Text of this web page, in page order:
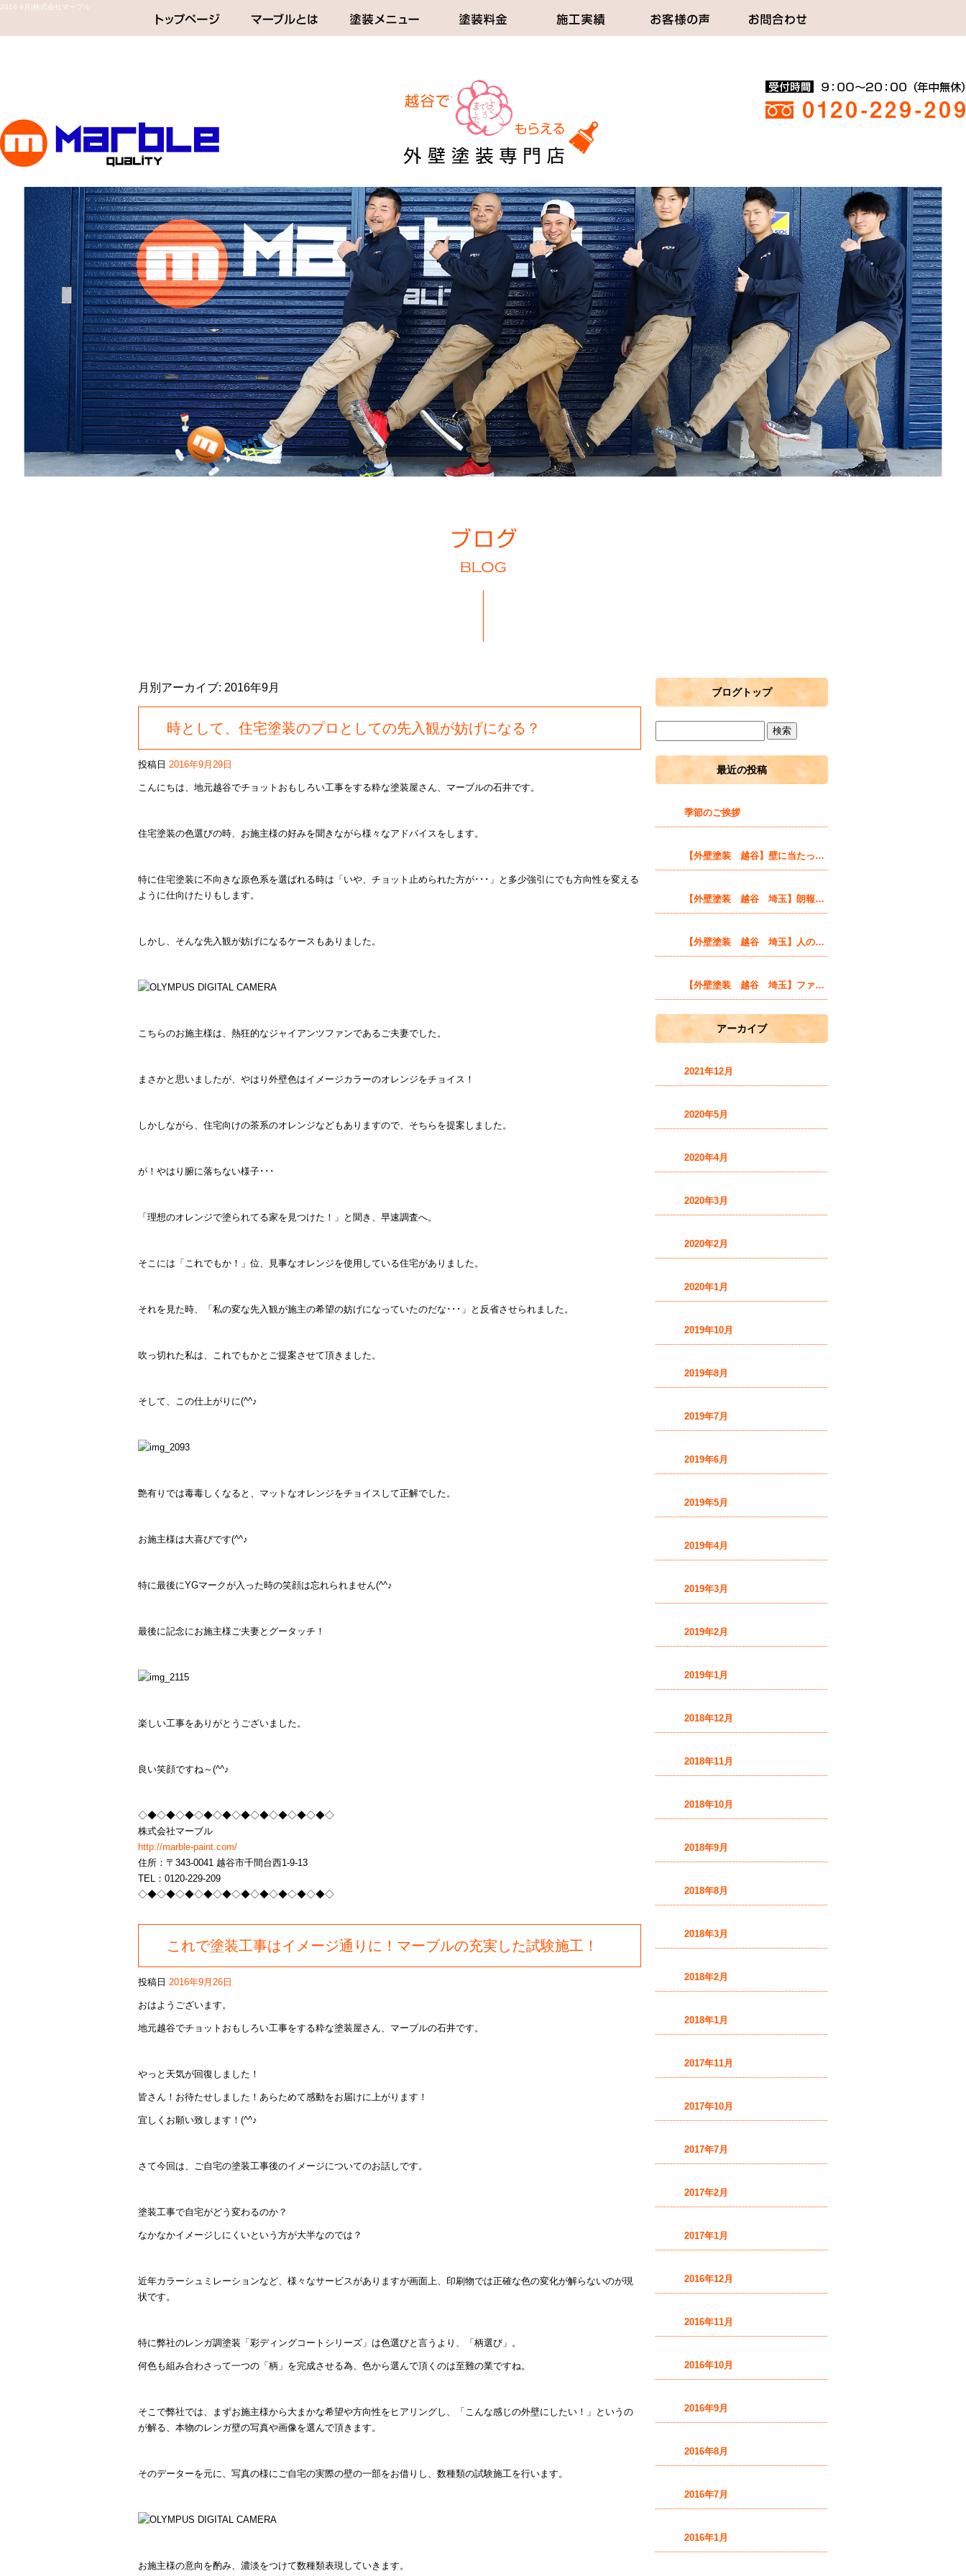
2016 9月|株式会社マーブル
月別アーカイブ: 2016年9月
時として、住宅塗装のプロとしての先入観が妨げになる？
投稿日 2016年9月29日
こんにちは、地元越谷でチョットおもしろい工事をする粋な塗装屋さん、マーブルの石井です。
住宅塗装の色選びの時、お施主様の好みを聞きながら様々なアドバイスをします。
特に住宅塗装に不向きな原色系を選ばれる時は「いや、チョット止められた方が･･･」と多少強引にでも方向性を変える
ように仕向けたりもします。
しかし、そんな先入観が妨げになるケースもありました。
こちらのお施主様は、熱狂的なジャイアンツファンであるご夫妻でした。
まさかと思いましたが、やはり外壁色はイメージカラーのオレンジをチョイス！
しかしながら、住宅向けの茶系のオレンジなどもありますので、そちらを提案しました。
が！やはり腑に落ちない様子･･･
「理想のオレンジで塗られてる家を見つけた！」と聞き、早速調査へ。
そこには「これでもか！」位、見事なオレンジを使用している住宅がありました。
それを見た時、「私の変な先入観が施主の希望の妨げになっていたのだな･･･」と反省させられました。
吹っ切れた私は、これでもかとご提案させて頂きました。
そして、この仕上がりに(^^♪
艶有りでは毒毒しくなると、マットなオレンジをチョイスして正解でした。
お施主様は大喜びです(^^♪
特に最後にYGマークが入った時の笑顔は忘れられません(^^♪
最後に記念にお施主様ご夫妻とグータッチ！
楽しい工事をありがとうございました。
良い笑顔ですね～(^^♪
◇◆◇◆◇◆◇◆◇◆◇◆◇◆◇◆◇◆◇◆◇
株式会社マーブル
http://marble-paint.com/
住所：〒343-0041 越谷市千間台西1-9-13
TEL：0120-229-209
◇◆◇◆◇◆◇◆◇◆◇◆◇◆◇◆◇◆◇◆◇
これで塗装工事はイメージ通りに！マーブルの充実した試験施工！
投稿日 2016年9月26日
おはようございます。
地元越谷でチョットおもしろい工事をする粋な塗装屋さん、マーブルの石井です。
やっと天気が回復しました！
皆さん！お待たせしました！あらためて感動をお届けに上がります！
宜しくお願い致します！(^^♪
さて今回は、ご自宅の塗装工事後のイメージについてのお話しです。
塗装工事で自宅がどう変わるのか？
なかなかイメージしにくいという方が大半なのでは？
近年カラーシュミレーションなど、様々なサービスがありますが画面上、印刷物では正確な色の変化が解らないのが現
状です。
特に弊社のレンガ調塗装「彩ディングコートシリーズ」は色選びと言うより、「柄選び」。
何色も組み合わさって一つの「柄」を完成させる為、色から選んで頂くのは至難の業ですね。
そこで弊社では、まずお施主様から大まかな希望や方向性をヒアリングし、「こんな感じの外壁にしたい！」というの
が解る、本物のレンガ壁の写真や画像を選んで頂きます。
そのデーターを元に、写真の様にご自宅の実際の壁の一部をお借りし、数種類の試験施工を行います。
お施主様の意向を酌み、濃淡をつけて数種類表現していきます。
ブログトップ
最近の投稿
季節のご挨拶
【外壁塗装 越谷】壁に当たったら自分達色に塗ってしまえばいい！
【外壁塗装 越谷 埼玉】朗報！いま越谷市で塗装工事をすると市から補助金が出ます！
【外壁塗装 越谷 埼玉】人の思い、温かみに触れる時
【外壁塗装 越谷 埼玉】ファン獲得の秘訣とは？
アーカイブ
2021年12月
2020年5月
2020年4月
2020年3月
2020年2月
2020年1月
2019年10月
2019年8月
2019年7月
2019年6月
2019年5月
2019年4月
2019年3月
2019年2月
2019年1月
2018年12月
2018年11月
2018年10月
2018年9月
2018年8月
2018年3月
2018年2月
2018年1月
2017年11月
2017年10月
2017年7月
2017年2月
2017年1月
2016年12月
2016年11月
2016年10月
2016年9月
2016年8月
2016年7月
2016年1月